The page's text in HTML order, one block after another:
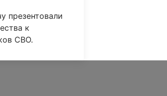
презентовали
к
СВО.